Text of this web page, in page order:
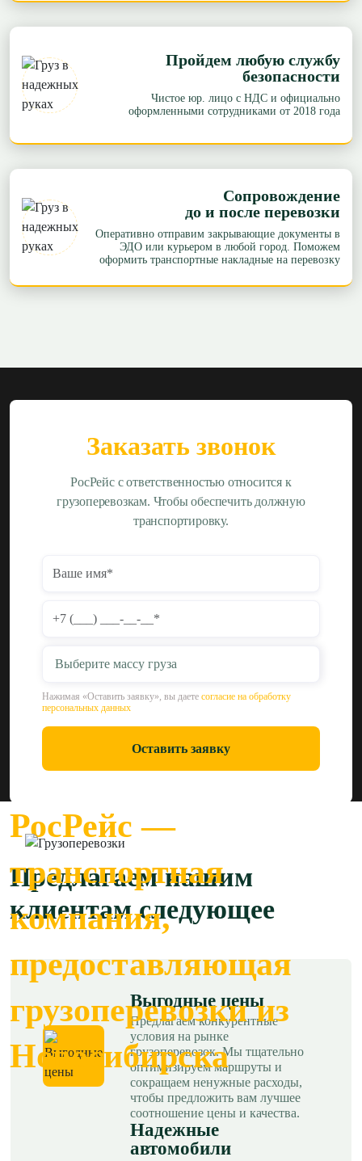
Пройдем любую службу
безопасности
Чистое юр. лицо с НДС и официально
оформленными сотрудниками от 2018 года
Сопровождение
до и после перевозки
Оперативно отправим закрывающие документы в
ЭДО или курьером в любой город. Поможем
оформить транспортные накладные на перевозку
Заказать звонок
РосРейс с ответственностью относится к
грузоперевозкам. Чтобы обеспечить должную
транспортировку.
Выберите массу груза
Нажимая «Оставить заявку», вы даете согласие на обработку
персональных данных
Оставить заявку
РосРейс —
транспортная
компания,
предоставляющая
грузоперевозки из
Новосибирска
Предлагаем нашим
клиентам следующее
Выгодные цены
Предлагаем конкурентные
условия на рынке
грузоперевозок. Мы тщательно
оптимизируем маршруты и
сокращаем ненужные расходы,
чтобы предложить вам лучшее
соотношение цены и качества.
Надежные
автомобили